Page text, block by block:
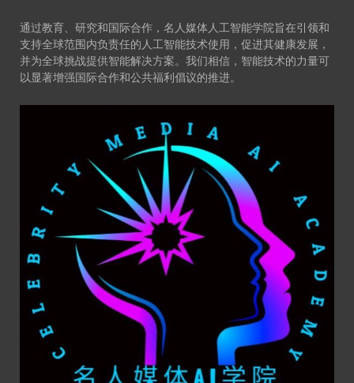
通过教育、研究和国际合作，名人媒体人工智能学院旨在引领和
支持全球范围内负责任的人工智能技术使用，促进其健康发展，
并为全球挑战提供智能解决方案。我们相信，智能技术的力量可
以显著增强国际合作和公共福利倡议的推进。